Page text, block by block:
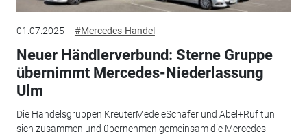
01.07.2025 #Mercedes-Handel
Neuer Händlerverbund: Sterne Gruppe
übernimmt Mercedes-Niederlassung
Ulm
Die Handelsgruppen KreuterMedeleSchäfer und Abel+Ruf tun
sich zusammen und übernehmen gemeinsam die Mercedes-